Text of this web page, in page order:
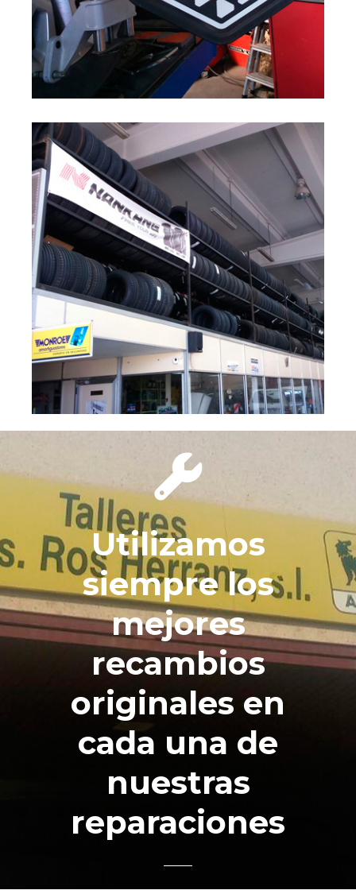
Utilizamos
siempre los
mejores
recambios
originales en
cada una de
nuestras
reparaciones